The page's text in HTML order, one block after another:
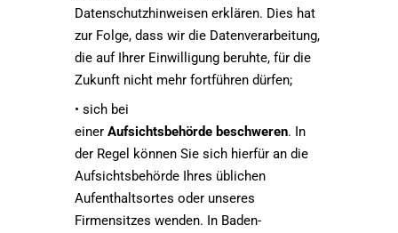
Datenschutzhinweisen erklären. Dies hat
zur Folge, dass wir die Datenverarbeitung,
die auf Ihrer Einwilligung beruhte, für die
Zukunft nicht mehr fortführen dürfen;
• sich bei
einer Aufsichtsbehörde beschweren. In
der Regel können Sie sich hierfür an die
Aufsichtsbehörde Ihres üblichen
Aufenthaltsortes oder unseres
Firmensitzes wenden. In Baden-